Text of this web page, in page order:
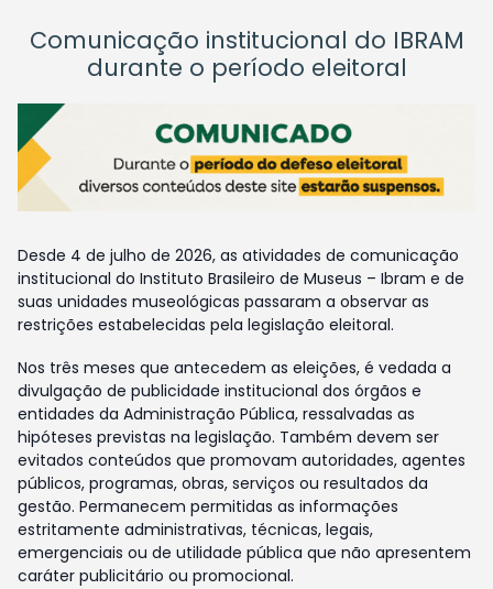
Comunicação institucional do IBRAM
durante o período eleitoral
Desde 4 de julho de 2026, as atividades de comunicação
institucional do Instituto Brasileiro de Museus – Ibram e de
suas unidades museológicas passaram a observar as
restrições estabelecidas pela legislação eleitoral.
Nos três meses que antecedem as eleições, é vedada a
divulgação de publicidade institucional dos órgãos e
entidades da Administração Pública, ressalvadas as
hipóteses previstas na legislação. Também devem ser
evitados conteúdos que promovam autoridades, agentes
públicos, programas, obras, serviços ou resultados da
gestão. Permanecem permitidas as informações
estritamente administrativas, técnicas, legais,
emergenciais ou de utilidade pública que não apresentem
caráter publicitário ou promocional.